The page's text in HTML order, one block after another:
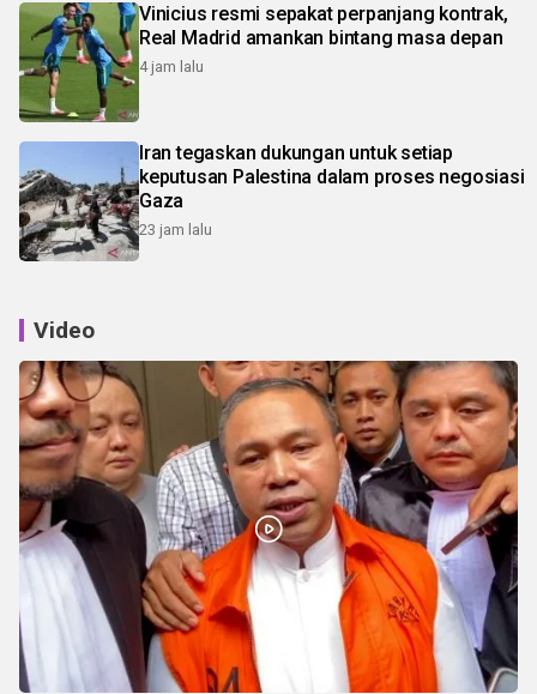
Vinicius resmi sepakat perpanjang kontrak,
Real Madrid amankan bintang masa depan
4 jam lalu
Iran tegaskan dukungan untuk setiap
keputusan Palestina dalam proses negosiasi
Gaza
23 jam lalu
Video